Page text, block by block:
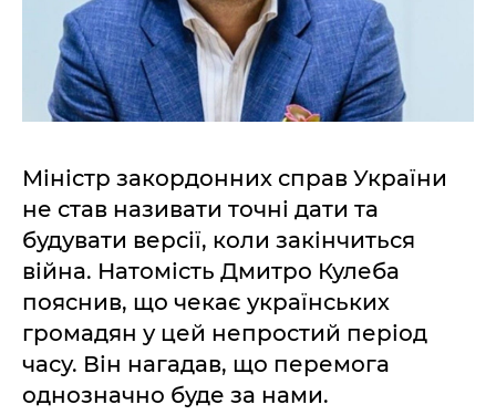
Міністр закордонних справ України
не став називати точні дати та
будувати версії, коли закінчиться
війна. Натомість Дмитро Кулеба
пояснив, що чекає українських
громадян у цей непростий період
часу. Він нагадав, що перемога
однозначно буде за нами.